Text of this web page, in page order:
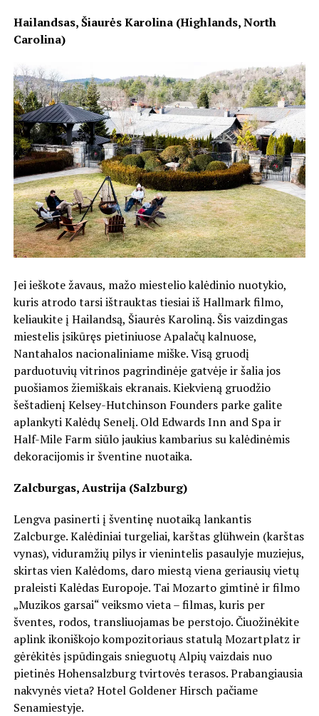
Hailandsas, Šiaurės Karolina (Highlands, North
Carolina)
Jei ieškote žavaus, mažo miestelio kalėdinio nuotykio,
kuris atrodo tarsi ištrauktas tiesiai iš Hallmark filmo,
keliaukite į Hailandsą, Šiaurės Karoliną. Šis vaizdingas
miestelis įsikūręs pietiniuose Apalačų kalnuose,
Nantahalos nacionaliniame miške. Visą gruodį
parduotuvių vitrinos pagrindinėje gatvėje ir šalia jos
puošiamos žiemiškais ekranais. Kiekvieną gruodžio
šeštadienį Kelsey-Hutchinson Founders parke galite
aplankyti Kalėdų Senelį. Old Edwards Inn and Spa ir
Half-Mile Farm siūlo jaukius kambarius su kalėdinėmis
dekoracijomis ir šventine nuotaika.
Zalcburgas, Austrija (Salzburg)
Lengva pasinerti į šventinę nuotaiką lankantis
Zalcburge. Kalėdiniai turgeliai, karštas glühwein (karštas
vynas), viduramžių pilys ir vienintelis pasaulyje muziejus,
skirtas vien Kalėdoms, daro miestą viena geriausių vietų
praleisti Kalėdas Europoje. Tai Mozarto gimtinė ir filmo
„Muzikos garsai“ veiksmo vieta – filmas, kuris per
šventes, rodos, transliuojamas be perstojo. Čiuožinėkite
aplink ikoniškojo kompozitoriaus statulą Mozartplatz ir
gėrėkitės įspūdingais snieguotų Alpių vaizdais nuo
pietinės Hohensalzburg tvirtovės terasos. Prabangiausia
nakvynės vieta? Hotel Goldener Hirsch pačiame
Senamiestyje.